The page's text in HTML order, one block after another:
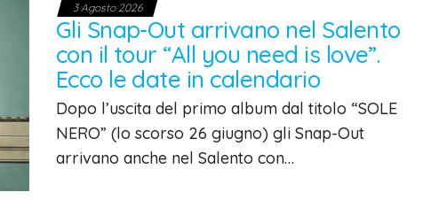
3 Agosto 2026
Gli Snap-Out arrivano nel Salento
con il tour “All you need is love”.
Ecco le date in calendario
Dopo l’uscita del primo album dal titolo “SOLE
NERO” (lo scorso 26 giugno) gli Snap-Out
arrivano anche nel Salento con…